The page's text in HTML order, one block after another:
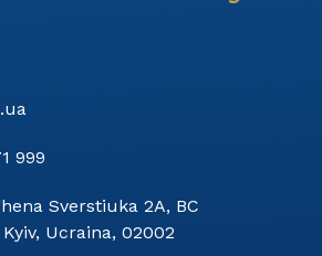
999
Sverstiuka 2A, BC
Kyiv, Ucraina, 02002